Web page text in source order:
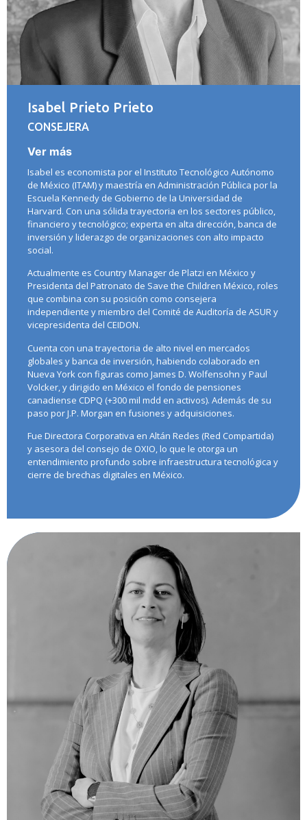
Isabel Prieto Prieto
CONSEJERA
Ver más
Isabel es economista por el Instituto Tecnológico Autónomo
de México (ITAM) y maestría en Administración Pública por la
Escuela Kennedy de Gobierno de la Universidad de
Harvard. Con una sólida trayectoria en los sectores público,
financiero y tecnológico; experta en alta dirección, banca de
inversión y liderazgo de organizaciones con alto impacto
social.
Actualmente es Country Manager de Platzi en México y
Presidenta del Patronato de Save the Children México, roles
que combina con su posición como consejera
independiente y miembro del Comité de Auditoría de ASUR y
vicepresidenta del CEIDON.
Cuenta con una trayectoria de alto nivel en mercados
globales y banca de inversión, habiendo colaborado en
Nueva York con figuras como James D. Wolfensohn y Paul
Volcker, y dirigido en México el fondo de pensiones
canadiense CDPQ (+300 mil mdd en activos). Además de su
paso por J.P. Morgan en fusiones y adquisiciones.
Fue Directora Corporativa en Altán Redes (Red Compartida)
y asesora del consejo de OXIO, lo que le otorga un
entendimiento profundo sobre infraestructura tecnológica y
cierre de brechas digitales en México.